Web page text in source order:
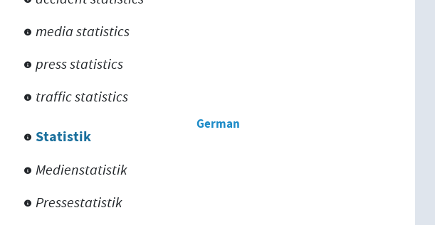
media statistics
press statistics
traffic statistics
German
Statistik
Medienstatistik
Pressestatistik